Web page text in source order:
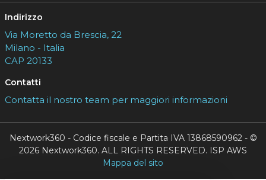
Indirizzo
Via Moretto da Brescia, 22
Milano - Italia
CAP 20133
Contatti
Contatta il nostro team per maggiori informazioni
Nextwork360 - Codice fiscale e Partita IVA 13868590962 - ©
2026 Nextwork360. ALL RIGHTS RESERVED. ISP AWS
Mappa del sito